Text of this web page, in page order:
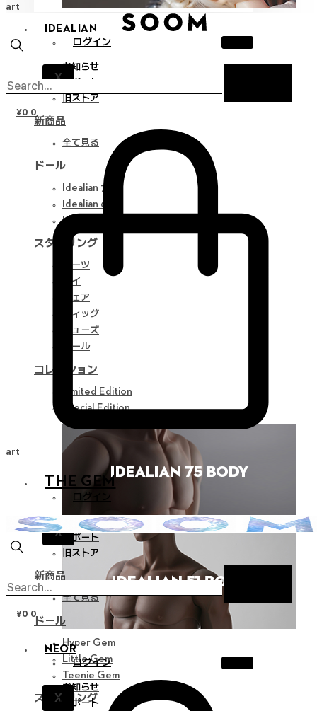
IDEALIAN
ログイン
X
お知らせ
サポート
旧ストア
新商品
全て見る
ドール
Idealian 75 M
Idealian 68 F
Idealian 51 M
スタイリング
パーツ
アイ
ウェア
ウィッグ
シューズ
ツール
コレクション
Limited Edition
Special Edition
NEOR
ログイン
X
お知らせ
サポート
¥0 0
THE GEM
ログイン
X
お知らせ
サポート
旧ストア
新商品
全て見る
ドール
Hyper Gem
Little Gem
Teenie Gem
スタイリング
¥0 0